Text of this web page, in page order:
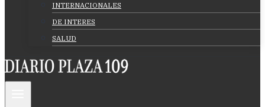
INTERNACIONALES
DE INTERES
SALUD